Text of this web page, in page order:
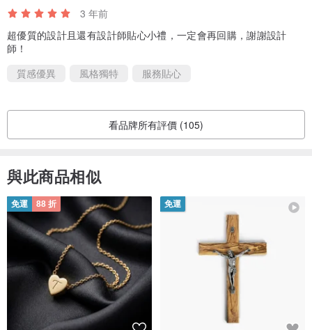
3 年前
超優質的設計且還有設計師貼心小禮，一定會再回購，謝謝設計
師！
質感優異
風格獨特 服務貼心
看品牌所有評價 (105)
與此商品相似
免運 88 折 免運